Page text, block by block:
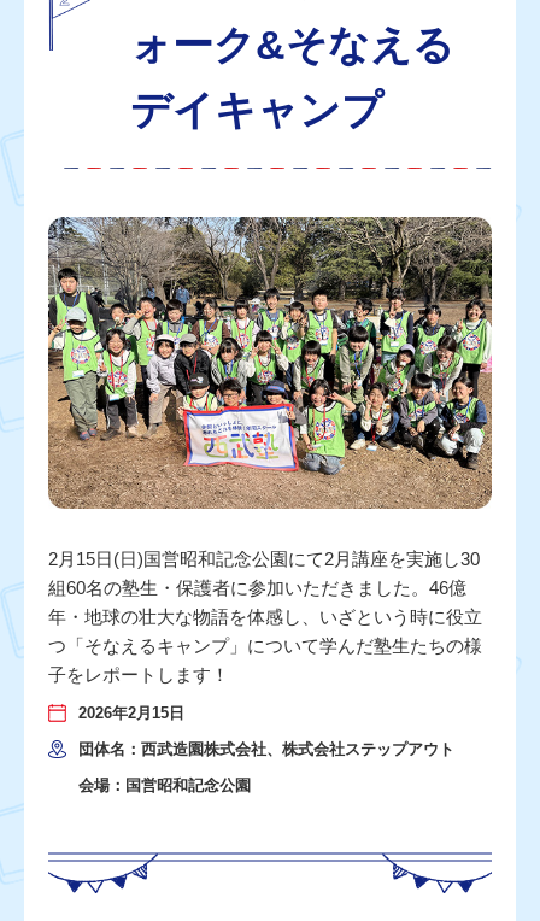
ォーク&そなえる
デイキャンプ
2月15日(日)国営昭和記念公園にて2月講座を実施し30
組60名の塾生・保護者に参加いただきました。46億
年・地球の壮大な物語を体感し、いざという時に役立
つ「そなえるキャンプ」について学んだ塾生たちの様
子をレポートします！
2026年2月15日
団体名：西武造園株式会社、株式会社ステップアウト
会場：国営昭和記念公園